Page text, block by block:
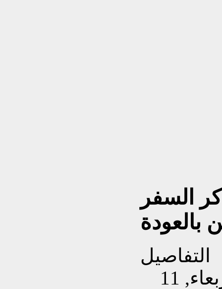
السفر
بالعودة
التفاصيل
تم إنشاءه بتاريخ الأربعاء, 11